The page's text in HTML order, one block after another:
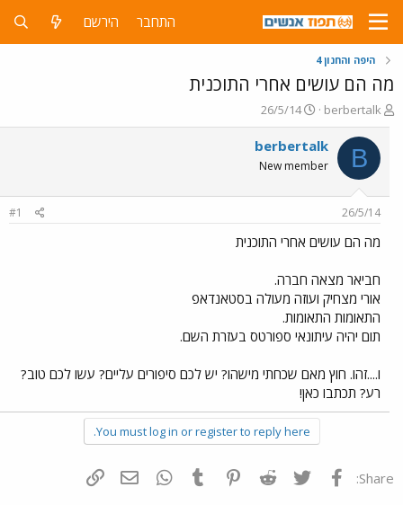
התחבר הירשם
היפה והחנון 4
מה הם עושים אחרי התוכנית
פ
ו
ת
ח
ה
ש
א
berbertalk
פ
ו
ר
ם
ר
26/5/14
B
berbertalk
New member
26/5/14
#1
מה הם עושים אחרי התוכנית
חביאר מצאה חברה.
אורי מצחיק ועוזה מעולה בסטאנדאפ
התאומות התאומות.
תום יהיה עיתונאי ספורטס בעזרת השם.
ו....זהו. חוץ מאם שכחתי מישהו? יש לכם סיפורים עליים? עשו לכם טוב?
רע? תכתבו כאן!
You must log in or register to reply here.
Share: פייסבוק Twitter
Reddit
Pinterest
Tumblr
WhatsAppדואר אלקטרוני